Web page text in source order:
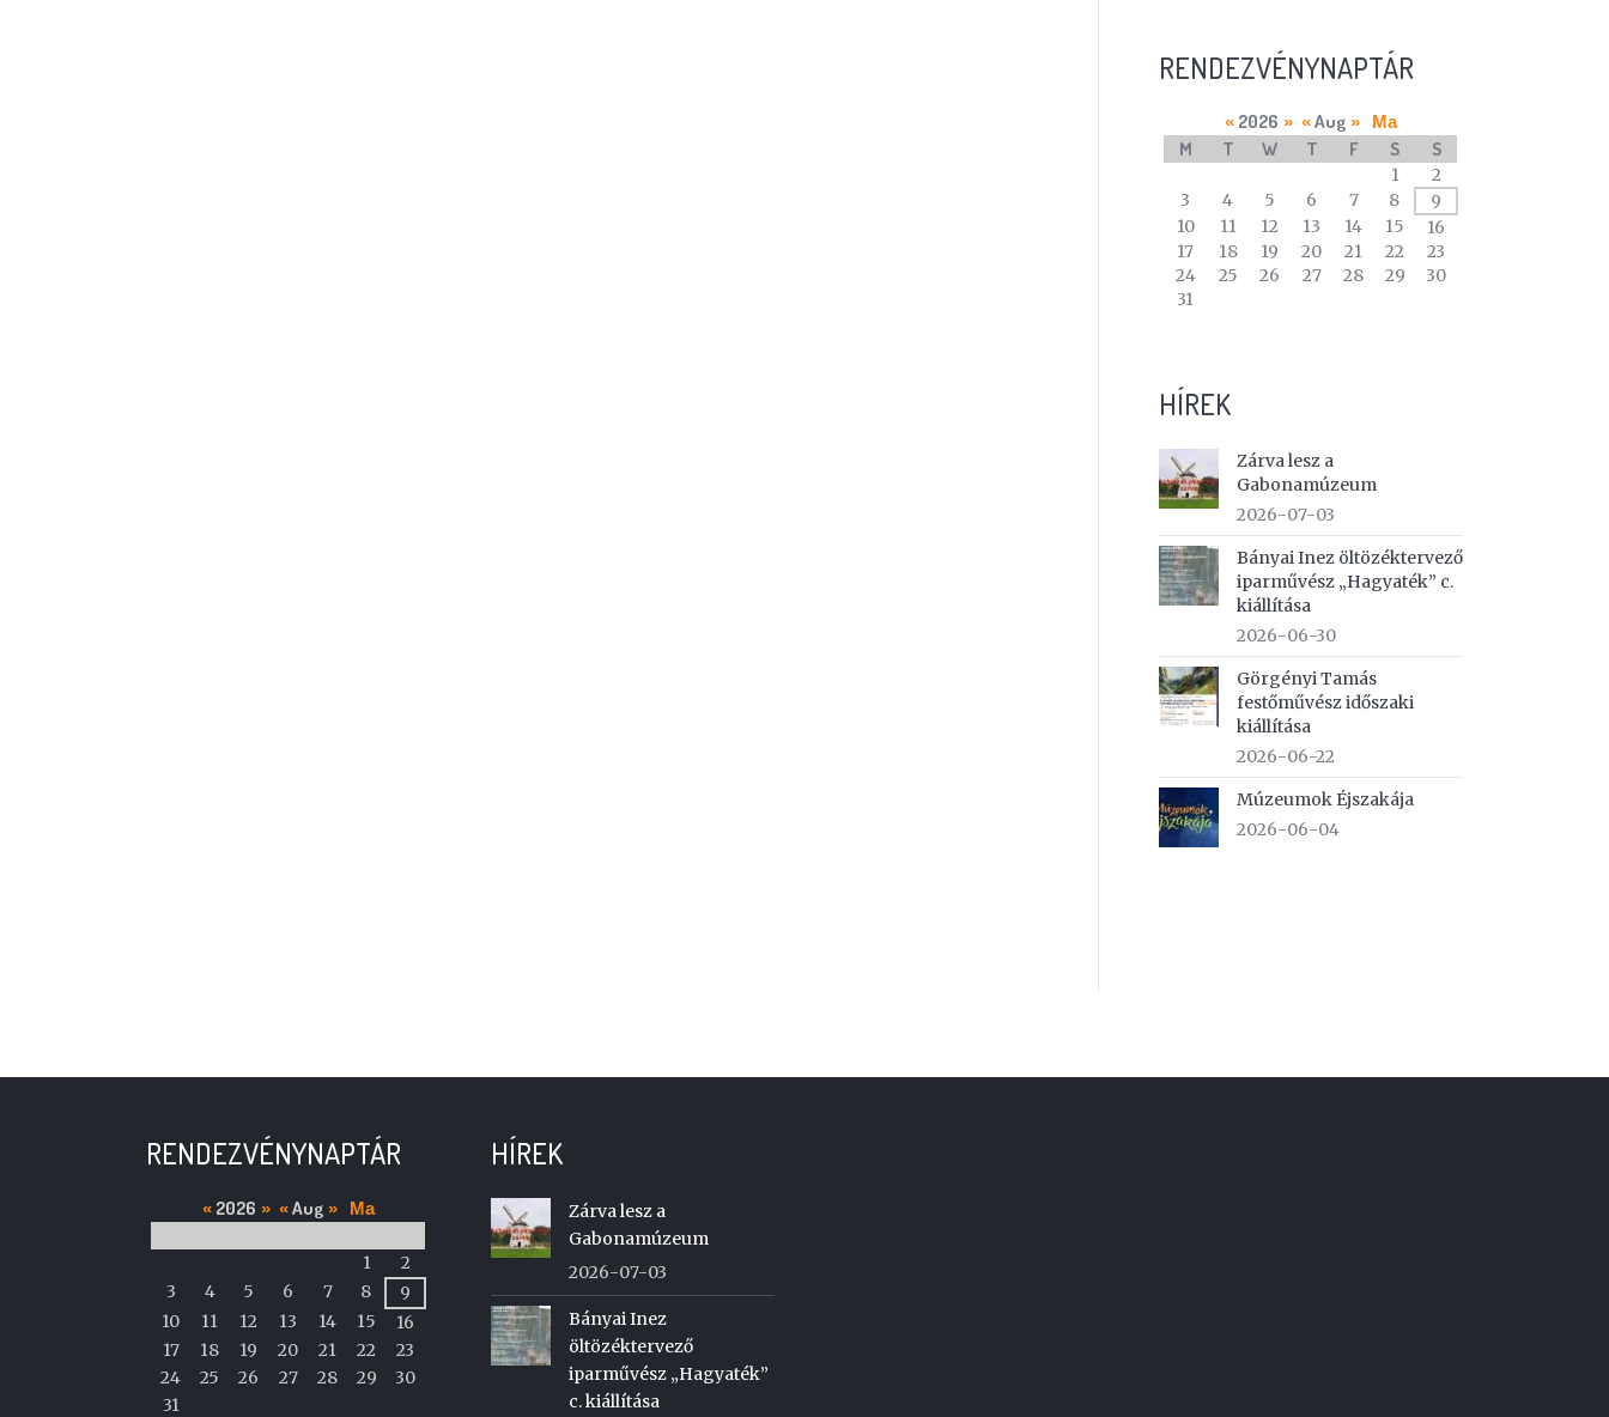
RENDEZVÉNYNAPTÁR
calendar
of
events
« 2026 » « Aug » Ma
M T W T F S S
1
2
3
4 5 6 7 8
9
10
11 12 13 14 15
16
17
18 19 20 21 22
23
24
25 26 27 28 29
30
31
HÍREK
Zárva lesz a
Gabonamúzeum
2026-07-03
Bányai Inez öltözéktervező
iparművész „Hagyaték” c.
kiállítása
2026-06-30
Görgényi Tamás
festőművész időszaki
kiállítása
2026-06-22
Múzeumok Éjszakája
2026-06-04
RENDEZVÉNYNAPTÁR
calendar
of
events
« 2026 » « Aug » Ma
1
2
3
4 5 6 7 8
9
10
11 12 13 14 15
16
17
18 19 20 21 22
23
24
25 26 27 28 29
30
31
HÍREK
Zárva lesz a
Gabonamúzeum
2026-07-03
Bányai Inez
öltözéktervező
iparművész „Hagyaték”
c. kiállítása